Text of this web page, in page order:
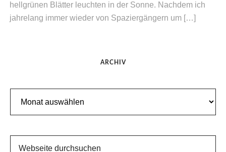
hellgrünen Blätter leuchten in der Sonne. Nachdem ich
jahrelang immer wieder von Spaziergängern um […]
ARCHIV